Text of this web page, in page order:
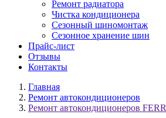
Ремонт радиатора
Чистка кондиционера
Сезонный шиномонтаж
Сезонное хранение шин
Прайс-лист
Отзывы
Контакты
Главная
Ремонт автокондиционеров
Ремонт автокондиционеров